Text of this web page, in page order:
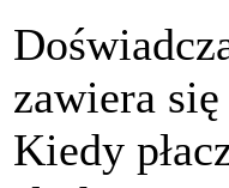
zawiera
Kiedy